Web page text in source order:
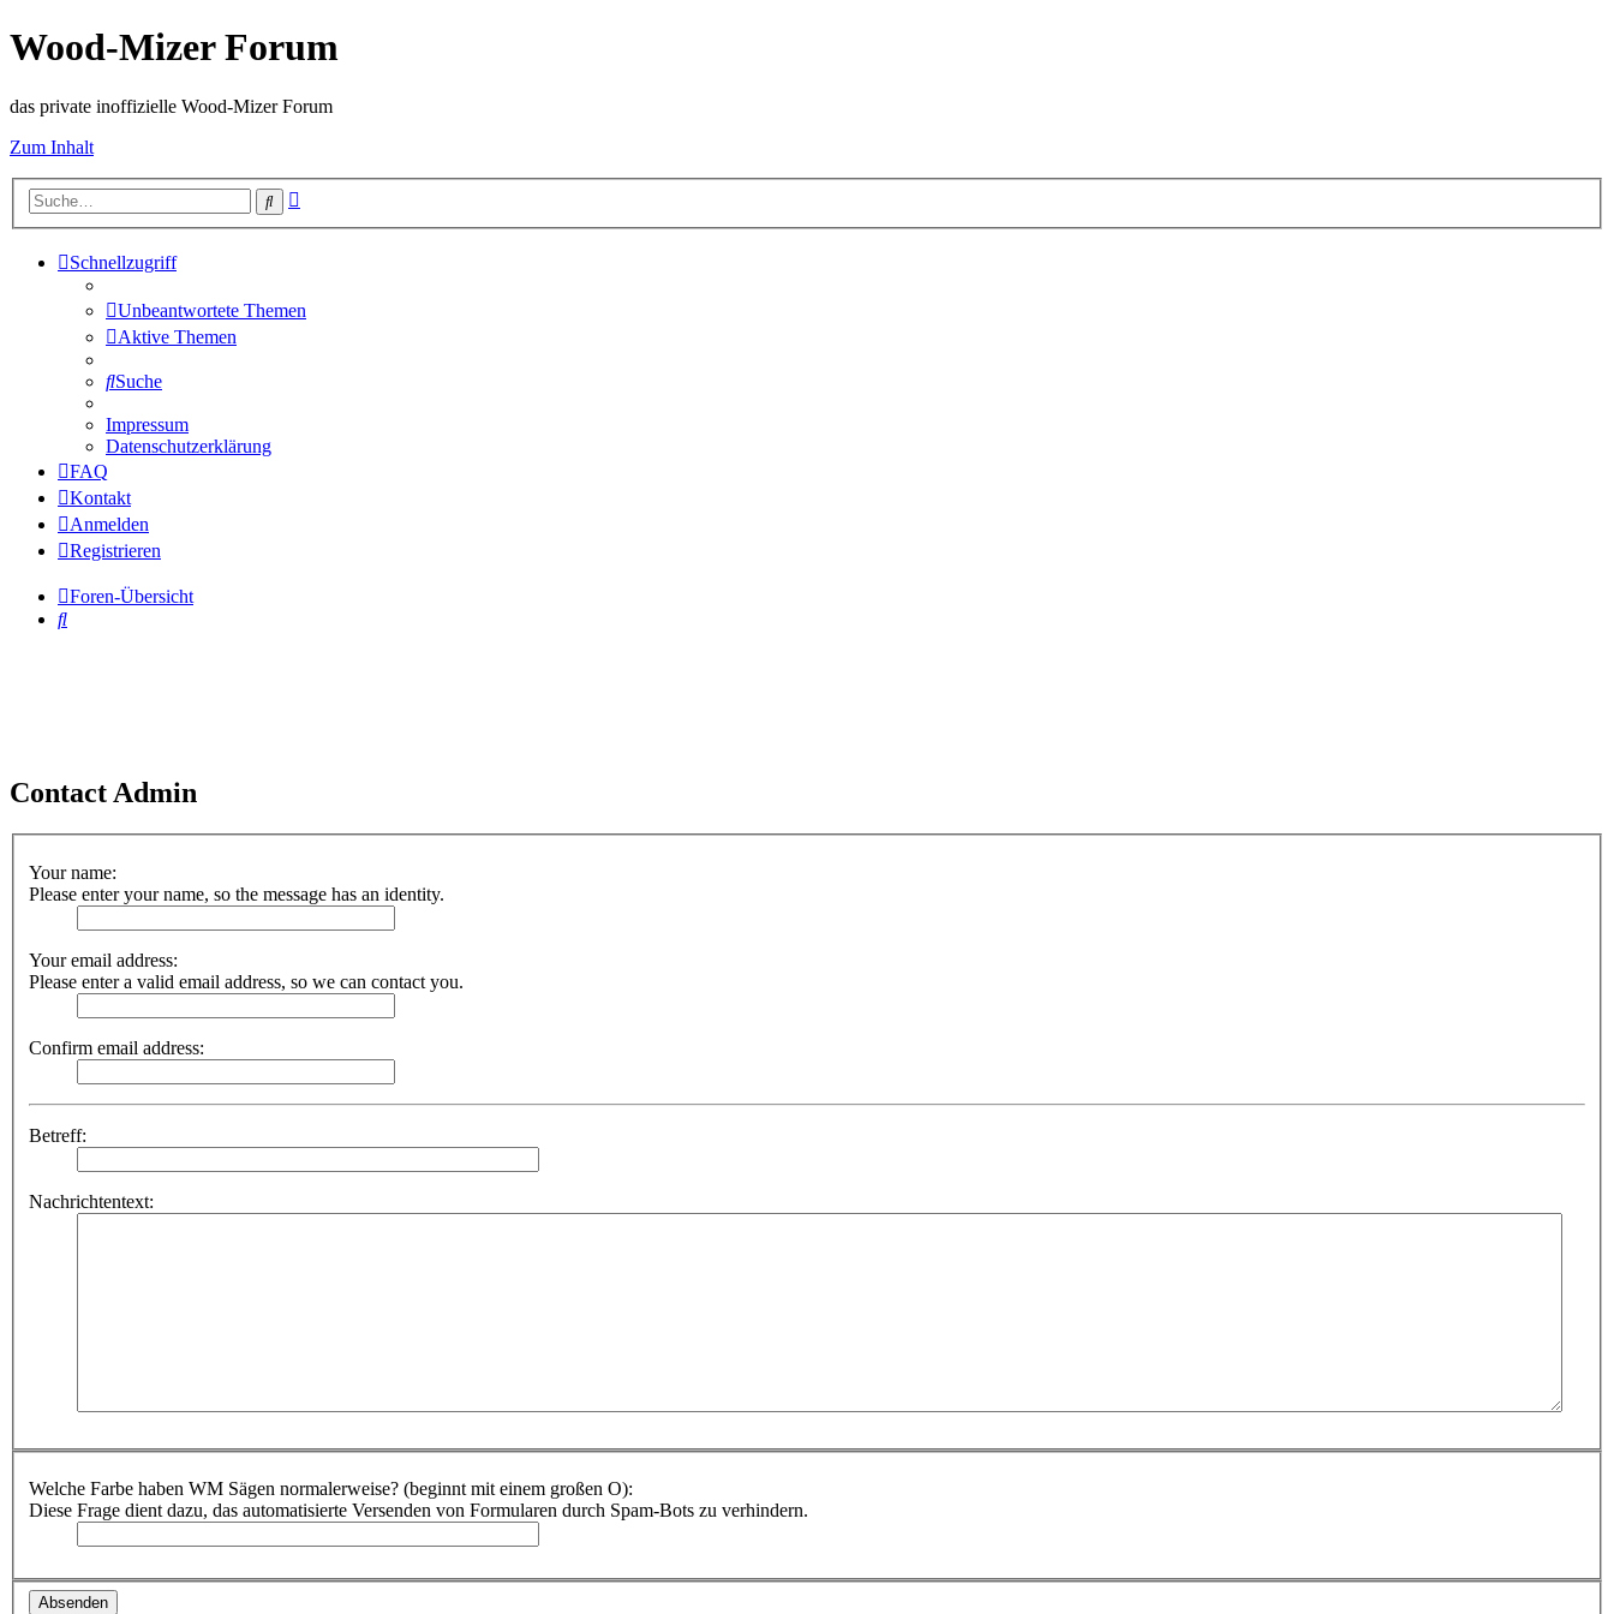
Wood-Mizer Forum
das private inoffizielle Wood-Mizer Forum
Zum Inhalt
Suche
Schnellzugriff
Unbeantwortete Themen
Aktive Themen
Suche
Impressum
Datenschutzerklärung
FAQ
Kontakt
Anmelden
Registrieren
Foren-Übersicht
Suche
Contact Admin
Your name:
Please enter your name, so the message has an identity.
Your email address:
Please enter a valid email address, so we can contact you.
Confirm email address:
Betreff:
Nachrichtentext:
Welche Farbe haben WM Sägen normalerweise? (beginnt mit einem großen O):
Diese Frage dient dazu, das automatisierte Versenden von Formularen durch Spam-Bots zu verhindern.